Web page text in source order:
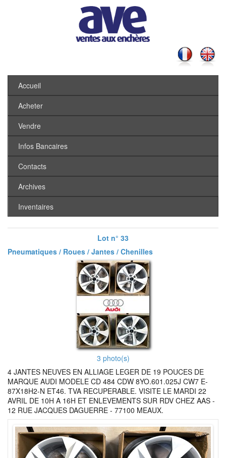
Accueil
Acheter
Vendre
Infos Bancaires
Contacts
Archives
Inventaires
Lot n° 33
Pneumatiques / Roues / Jantes / Chenilles
3 photo(s)
4 JANTES NEUVES EN ALLIAGE LEGER DE 19 POUCES DE
MARQUE AUDI MODELE CD 484 CDW 8YO.601.025J CW7 E-
87X18H2-N ET46. TVA RECUPERABLE. VISITE LE MARDI 22
AVRIL DE 10H A 16H ET ENLEVEMENTS SUR RDV CHEZ AAS -
12 RUE JACQUES DAGUERRE - 77100 MEAUX.